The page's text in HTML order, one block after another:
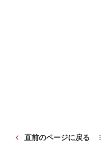
直前のページに戻る